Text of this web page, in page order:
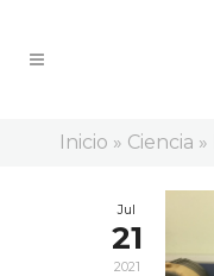
Inicio » Ciencia »
Jul
21
2021